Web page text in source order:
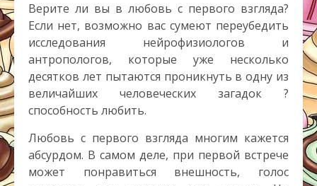
Верите ли вы в любовь с первого взгляда?
Если нет, возможно вас сумеют переубедить
исследования нейрофизиологов и
антропологов, которые уже несколько
десятков лет пытаются проникнуть в одну из
величайших человеческих загадок ?
способность любить.
Любовь с первого взгляда многим кажется
абсурдом. В самом деле, при первой встрече
может понравиться внешность, голос